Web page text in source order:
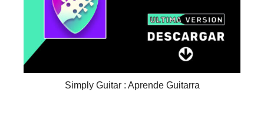
Simply Guitar : Aprende Guitarra